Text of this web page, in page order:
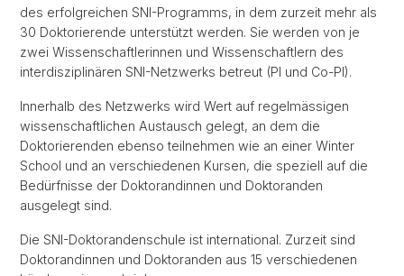
des erfolgreichen SNI-Programms, in dem zurzeit mehr als
30 Doktorierende unterstützt werden. Sie werden von je
zwei Wissenschaftlerinnen und Wissenschaftlern des
interdisziplinären SNI-Netzwerks betreut (PI und Co-PI).
Innerhalb des Netzwerks wird Wert auf regelmässigen
wissenschaftlichen Austausch gelegt, an dem die
Doktorierenden ebenso teilnehmen wie an einer Winter
School und an verschiedenen Kursen, die speziell auf die
Bedürfnisse der Doktorandinnen und Doktoranden
ausgelegt sind.
Die SNI-Doktorandenschule ist international. Zurzeit sind
Doktorandinnen und Doktoranden aus 15 verschiedenen